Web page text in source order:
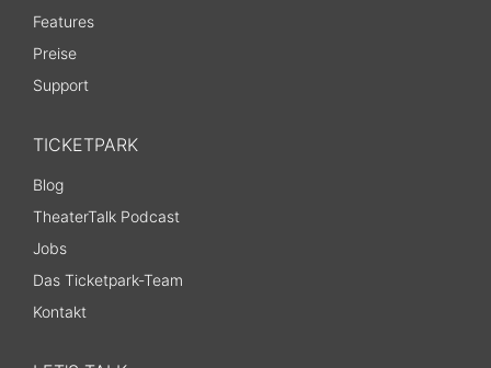
Features
Preise
Support
TICKETPARK
Blog
TheaterTalk Podcast
Jobs
Das Ticketpark-Team
Kontakt